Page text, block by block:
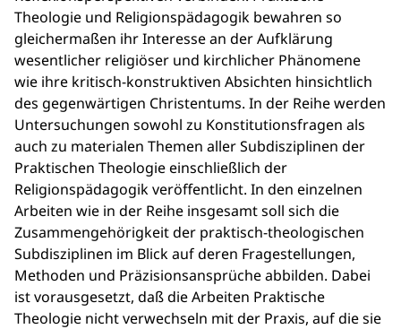
Theologie und Religionspädagogik bewahren so
gleichermaßen ihr Interesse an der Aufklärung
wesentlicher religiöser und kirchlicher Phänomene
wie ihre kritisch-konstruktiven Absichten hinsichtlich
des gegenwärtigen Christentums. In der Reihe werden
Untersuchungen sowohl zu Konstitutionsfragen als
auch zu materialen Themen aller Subdisziplinen der
Praktischen Theologie einschließlich der
Religionspädagogik veröffentlicht. In den einzelnen
Arbeiten wie in der Reihe insgesamt soll sich die
Zusammengehörigkeit der praktisch-theologischen
Subdisziplinen im Blick auf deren Fragestellungen,
Methoden und Präzisionsansprüche abbilden. Dabei
ist vorausgesetzt, daß die Arbeiten Praktische
Theologie nicht verwechseln mit der Praxis, auf die sie